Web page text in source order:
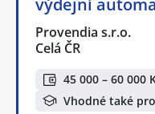
Provendia s.r.o.
Celá ČR
45 000 – 60 000
Vhodné také